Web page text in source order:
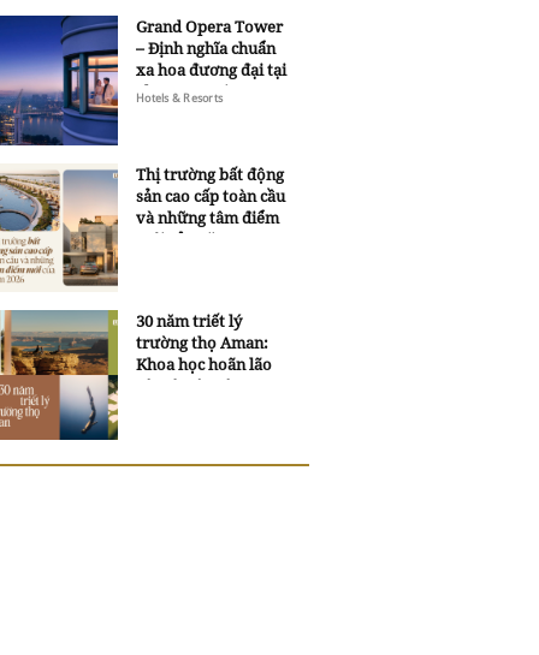
Grand Opera Tower
– Định nghĩa chuẩn
xa hoa đương đại tại
Sheraton Saigon
Hotels & Resorts
Thị trường bất động
sản cao cấp toàn cầu
và những tâm điểm
mới của năm 2026
30 năm triết lý
trường thọ Aman:
Khoa học hoãn lão
và trí tuệ ngàn xưa